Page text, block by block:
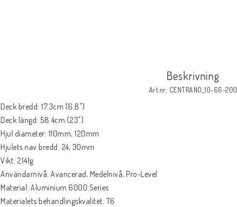
Beskrivning
Art.nr: CENTRANO_10-66-200
Deck bredd: 17.3cm (6.8")
Deck längd: 58.4cm (23")
Hjul diameter: 110mm, 120mm
Hjulets nav bredd: 24, 30mm
Vikt: 2141g
Användarnivå: Avancerad, Medelnivå, Pro-Level
Material: Aluminium 6000 Series
Materialets behandlingskvalitet: T6